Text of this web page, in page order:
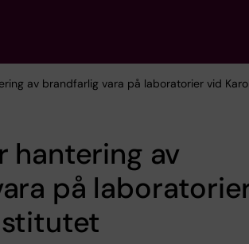
av brandfarlig vara på laboratorier vid
hantering av
på